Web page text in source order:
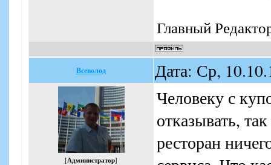
Главный
Всеволод Дата: Ср,
[Администратор]
Человеку с
отказывать,
ресторан